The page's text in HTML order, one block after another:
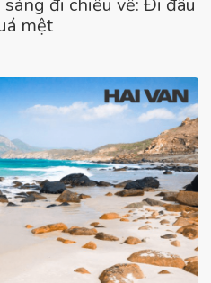
đi chiều về: Đi đâu
mệt